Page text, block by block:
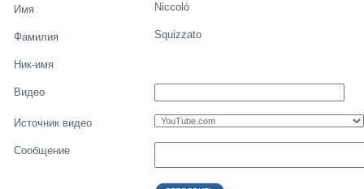
Имя Niccoló
Фамилия Squizzato
Ник-имя
Видео
Источник видео
Сообщение